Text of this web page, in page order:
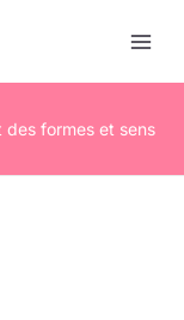
formes et sens